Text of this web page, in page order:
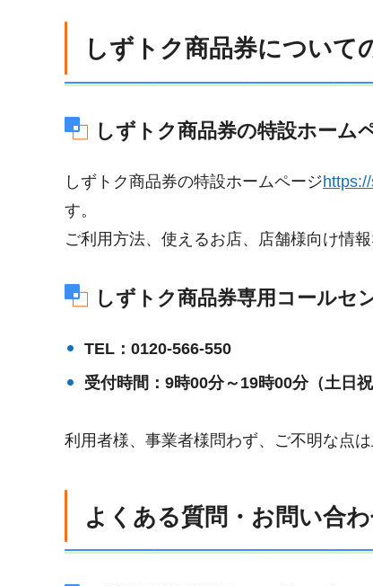
しずトク商品券について
しずトク商品券の特設ホーム
しずトク商品券の特設ホームページ
す。
ご利用方法、使えるお店、店舗様向け情
しずトク商品券専用コールセ
TEL：0120-566-550
受付時間：9時00分～19時00分（土日祝
利用者様、事業者様問わず、ご不明な点
よくある質問・お問い合